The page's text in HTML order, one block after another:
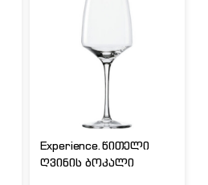
Experience.წითელი
ღვინის ბოკალი